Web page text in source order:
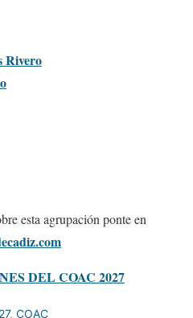
Rivero
esta agrupación ponte en
DEL COAC 2027
, COAC